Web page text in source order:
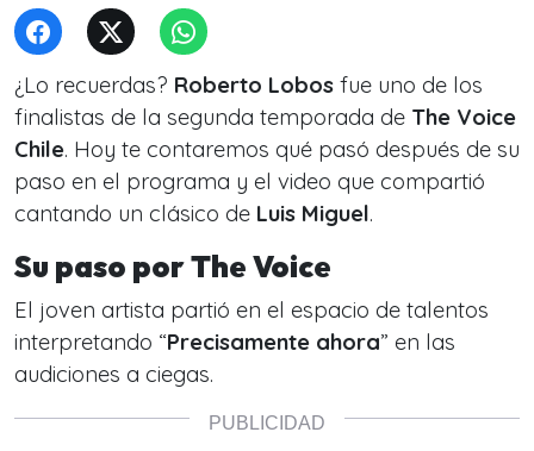
¿Lo recuerdas? Roberto Lobos fue uno de los
finalistas de la segunda temporada de The Voice
Chile. Hoy te contaremos qué pasó después de su
paso en el programa y el video que compartió
cantando un clásico de Luis Miguel.
Su paso por The Voice
El joven artista partió en el espacio de talentos
interpretando “Precisamente ahora” en las
audiciones a ciegas.